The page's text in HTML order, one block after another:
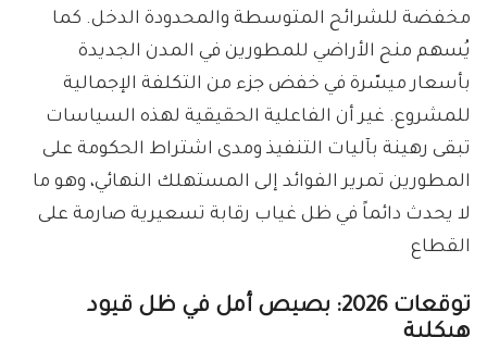
مخفضة للشرائح المتوسطة والمحدودة الدخل. كما
يُسهم منح الأراضي للمطورين في المدن الجديدة
بأسعار ميسّرة في خفض جزء من التكلفة الإجمالية
للمشروع. غير أن الفاعلية الحقيقية لهذه السياسات
تبقى رهينة بآليات التنفيذ ومدى اشتراط الحكومة على
المطورين تمرير الفوائد إلى المستهلك النهائي، وهو ما
لا يحدث دائماً في ظل غياب رقابة تسعيرية صارمة على
القطاع
توقعات 2026: بصيص أمل في ظل قيود